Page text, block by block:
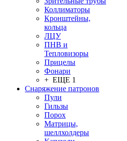
Коллиматоры
Кронштейны,
кольца
ЛЦУ
ПНВ и
Тепловизоры
Прицелы
Фонари
+ ЕЩЕ 1
Снаряжение патронов
Пули
Гильзы
Порох
Матрицы,
шеллхолдеры